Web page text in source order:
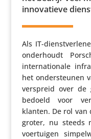
inno­va­tieve
Als IT-
onder­houdt
inter­na­ti­o­nale
het onder­steunen
verspreid over de
bedoeld voor
klanten. De rol van
groter, nu steeds
voer­tuigen